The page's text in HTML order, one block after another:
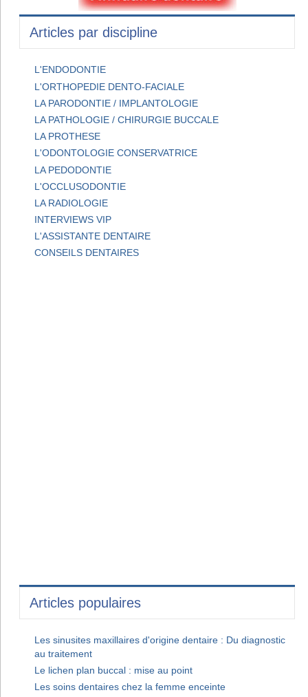
Articles par discipline
L'ENDODONTIE
L'ORTHOPEDIE DENTO-FACIALE
LA PARODONTIE / IMPLANTOLOGIE
LA PATHOLOGIE / CHIRURGIE BUCCALE
LA PROTHESE
L'ODONTOLOGIE CONSERVATRICE
LA PEDODONTIE
L'OCCLUSODONTIE
LA RADIOLOGIE
INTERVIEWS VIP
L'ASSISTANTE DENTAIRE
CONSEILS DENTAIRES
Articles populaires
Les sinusites maxillaires d'origine dentaire : Du diagnostic
au traitement
Le lichen plan buccal : mise au point
Les soins dentaires chez la femme enceinte